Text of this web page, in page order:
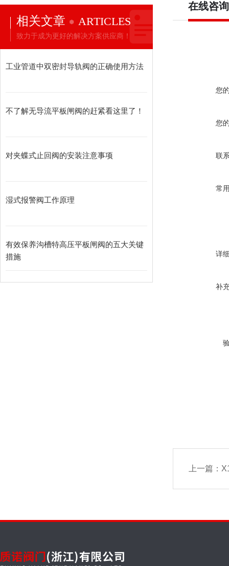
相关文章 ARTICLES
致力于成为更好的解决方案供应商！
工业管道中双密封导轨阀的正确使用方法
不了解无导流平板闸阀的赶紧看这里了！
对夹蝶式止回阀的安装注意事项
湿式报警阀工作原理
有效保养沟槽特高压平板闸阀的五大关键
措施
PN（MPa
零件名称
在线咨询
您
您
联
常
详
补
上一篇：